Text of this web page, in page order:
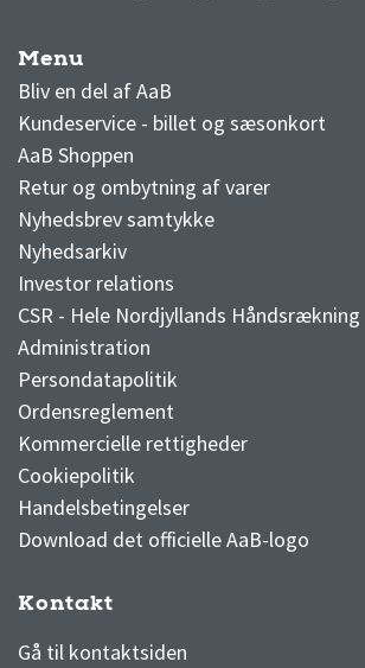
Menu
Bliv en del af AaB
Kundeservice - billet og sæsonkort
AaB Shoppen
Retur og ombytning af varer
Nyhedsbrev samtykke
Nyhedsarkiv
Investor relations
CSR - Hele Nordjyllands Håndsrækning
Administration
Persondatapolitik
Ordensreglement
Kommercielle rettigheder
Cookiepolitik
Handelsbetingelser
Download det officielle AaB-logo
Kontakt
Gå til kontaktsiden